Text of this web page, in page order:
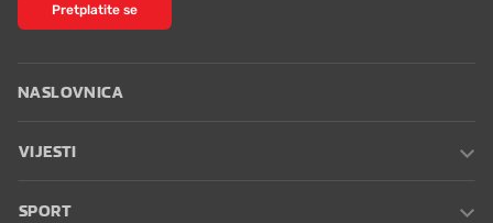
Pretplatite se
NASLOVNICA
VIJESTI
SPORT